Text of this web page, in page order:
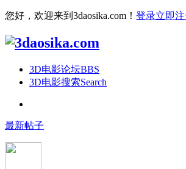
您好，欢迎来到3daosika.com！ 登录立即
3D电影论坛BBS
3D电影搜索Search
最新帖子